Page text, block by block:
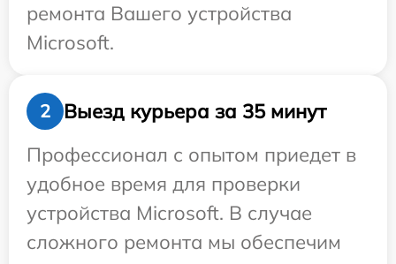
ремонта Вашего устройства
Microsoft.
2
Выезд курьера за 35 минут
Профессионал с опытом приедет в
удобное время для проверки
устройства Microsoft. В случае
сложного ремонта мы обеспечим